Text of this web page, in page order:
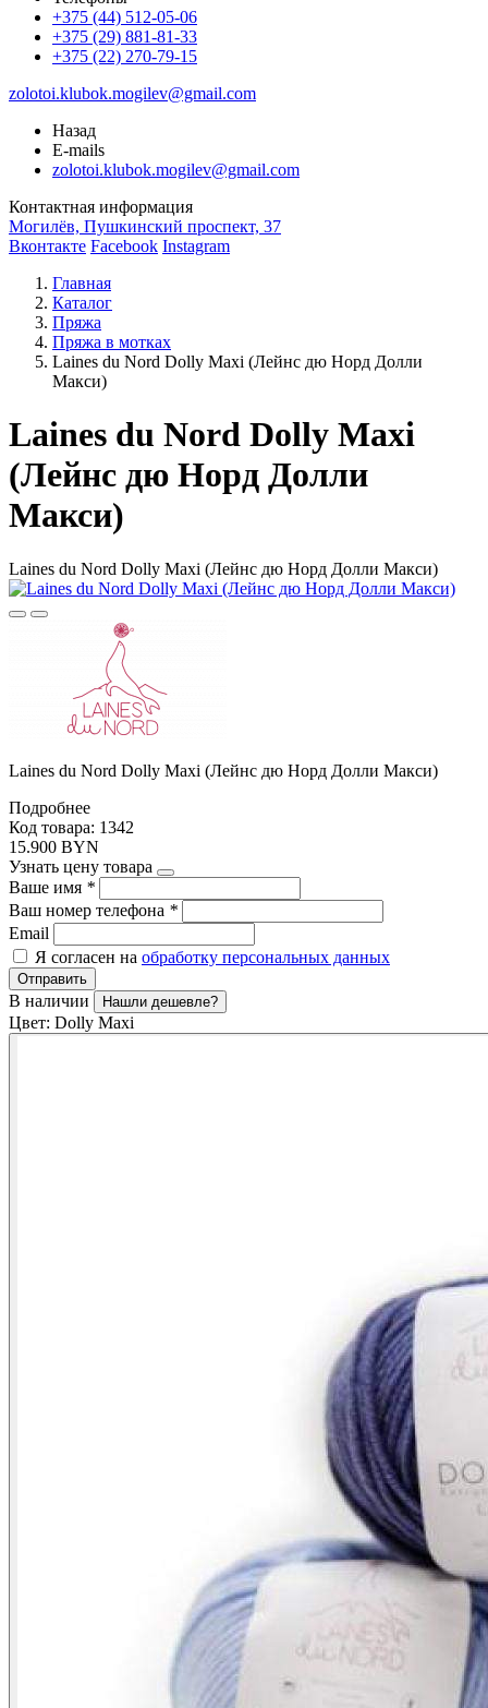
+375 (44) 512-05-06
+375 (29) 881-81-33
+375 (22) 270-79-15
zolotoi.klubok.mogilev@gmail.com
Назад
E-mails
zolotoi.klubok.mogilev@gmail.com
Контактная информация
Могилёв, Пушкинский проспект, 37
Вконтакте Facebook Instagram
Главная
Каталог
Пряжа
Пряжа в мотках
Laines du Nord Dolly Maxi (Лейнс дю Норд Долли
Макси)
Laines du Nord Dolly Maxi
(Лейнс дю Норд Долли
Макси)
Laines du Nord Dolly Maxi (Лейнс дю Норд Долли Макси)
Laines du Nord Dolly Maxi (Лейнс дю Норд Долли Макси)
Подробнее
Код товара: 1342
15.900 BYN
Узнать цену товара
Ваше имя *
Ваш номер телефона *
Email
Я согласен на обработку персональных данных
Отправить
В наличии Нашли дешевле?
Цвет: Dolly Maxi